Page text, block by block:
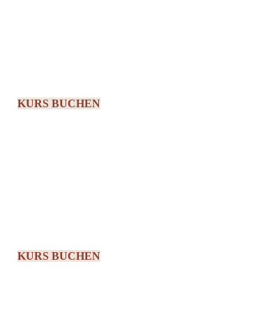
KURS BUCHEN
KURS BUCHEN